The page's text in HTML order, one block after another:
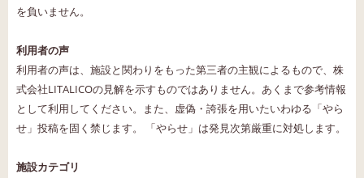
を負いません。
利用者の声
利用者の声は、施設と関わりをもった第三者の主観によるもので、株
式会社LITALICOの見解を示すものではありません。あくまで参考情報
として利用してください。また、虚偽・誇張を用いたいわゆる「やら
せ」投稿を固く禁じます。 「やらせ」は発見次第厳重に対処します。
施設カテゴリ